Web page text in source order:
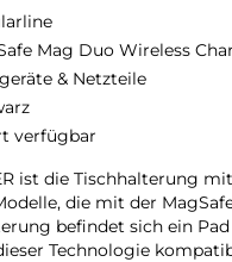
Mag Duo Wireless
& Netzteile
verfügbar
ist die Tischhalterung
die mit der
befindet sich ein
Technologie